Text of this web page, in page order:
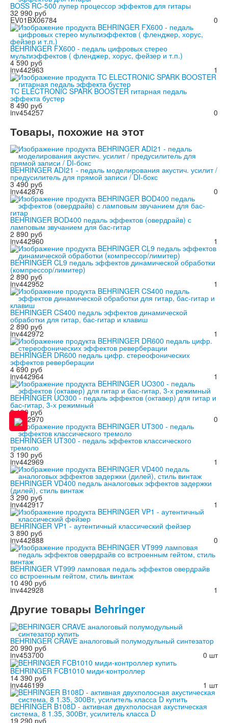
BOSS RC-500 лупер процессор эффектов для гитары
32 990 руб
0
EV01BX06784
BEHRINGER FX600 - педаль цифровых стерео
мультиэффектов ( фленджер, хорус, фейзер и т.п.)
4 590 руб
1
inv442963
TC ELECTRONIC SPARK BOOSTER гитарная педаль
эффекта бустер
8 490 руб
0
inv454257
Товары, похожие на этот
BEHRINGER ADI21 - педаль моделирования акустич. усилит /
предусилитель для прямой записи / DI-бокс
3 490 руб
0
inv442876
BEHRINGER BOD400 педаль эффектов (овердрайв) с
ламповым звучанием для бас-гитар
2 890 руб
1
inv442960
BEHRINGER CL9 педаль эффектов динамической обработки
(компрессор/лимитер)
2 890 руб
1
inv442952
BEHRINGER CS400 педаль эффектов динамической
обработки для гитар, бас-гитар и клавиш
2 890 руб
1
inv442972
BEHRINGER DR600 педаль цифр. стереофонических
эффектов реверберации
4 690 руб
1
inv442964
BEHRINGER UO300 - педаль эффектов (октавер) для гитар и
бас-гитар, 3-х режимный
3 190 руб
0
inv442970
BEHRINGER UT300 - педаль эффектов классического
тремоло
3 190 руб
1
inv442969
BEHRINGER VD400 педаль аналоговых эффектов задержки
(дилей), стиль винтаж
3 290 руб
1
inv442917
BEHRINGER VP1 - аутентичный классический фейзер
3 890 руб
0
inv442888
BEHRINGER VT999 ламповая педаль эффектов овердрайв
со встроенным гейтом, стиль винтаж
10 490 руб
1
inv442928
Другие товары Behringer
BEHRINGER CRAVE аналоговый полумодульный синтезатор
20 990 руб
0 шт
inv453700
BEHRINGER FCB1010 миди-контроллер
14 390 руб
1 шт
inv446199
BEHRINGER B108D - активная двухполосная акустическая
система, 8 1.35, 300Вт, усилитель класса D
19 290 руб